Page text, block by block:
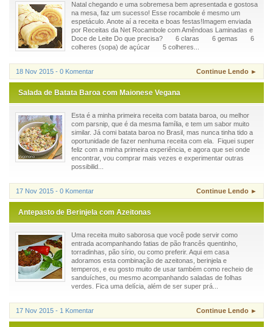
Natal chegando e uma sobremesa bem apresentada e gostosa
na mesa, faz um sucesso! Esse rocambole é mesmo um
espetáculo. Anote aí a receita e boas festas!Imagem enviada
por Receitas da Net Rocambole com Amêndoas Laminadas e
Doce de Leite Do que precisa? 6 claras 6 gemas 6
colheres (sopa) de açúcar 5 colheres...
18 Nov 2015 - 0 Komentar Continue Lendo ►
Salada de Batata Baroa com Maionese Vegana
Esta é a minha primeira receita com batata baroa, ou melhor
com parsnip, que é da mesma família, e tem um sabor muito
similar. Já comi batata baroa no Brasil, mas nunca tinha tido a
oportunidade de fazer nenhuma receita com ela. Fiquei super
feliz com a minha primeira experiência, e agora que sei onde
encontrar, vou comprar mais vezes e experimentar outras
possibilid...
17 Nov 2015 - 0 Komentar Continue Lendo ►
Antepasto de Berinjela com Azeitonas
Uma receita muito saborosa que você pode servir como
entrada acompanhando fatias de pão francês quentinho,
torradinhas, pão sírio, ou como preferir. Aqui em casa
adoramos esta combinação de azeitonas, berinjela e
temperos, e eu gosto muito de usar também como recheio de
sanduíches, ou mesmo acompanhando saladas de folhas
verdes. Fica uma delícia, além de ser super prá...
17 Nov 2015 - 1 Komentar Continue Lendo ►